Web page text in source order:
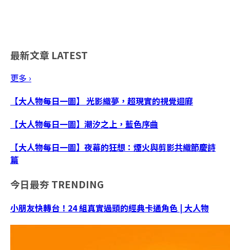
最新文章 LATEST
更多 ›
【大人物每日一圖】 光影織夢，超現實的視覺迴廊
【大人物每日一圖】潮汐之上，藍色序曲
【大人物每日一圖】夜幕的狂想：煙火與剪影共織節慶詩
篇
今日最夯 TRENDING
小朋友快轉台！24 組真實過頭的經典卡通角色 | 大人物